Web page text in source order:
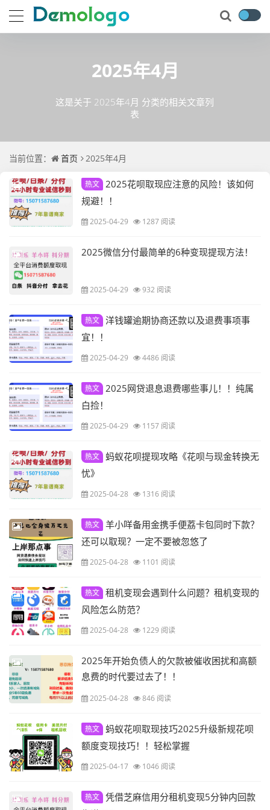
2025年4月
这是关于 2025年4月 分类的相关文章列
表
当前位置： 首页 2025年4月
热文 2025花呗取现应注意的风险！该如何
规避！！
2025-04-29 1287 阅读
2025微信分付最简单的6种变现提现方法！
2025-04-29 932 阅读
热文 洋钱罐逾期协商还款以及退费事项事
宜！！
2025-04-29 4486 阅读
热文 2025网贷退息退费哪些事儿！！纯属
白捡！
2025-04-29 1157 阅读
热文 蚂蚁花呗提现攻略《花呗与现金转换无
忧》
2025-04-28 1316 阅读
热文 羊小咩备用金携手便荔卡包同时下款？
还可以取现？一定不要被忽悠了
2025-04-28 1101 阅读
热文 租机变现会遇到什么问题？租机变现的
风险怎么防范？
2025-04-28 1229 阅读
2025年开始负债人的欠款被催收困扰和高额
息费的时代要过去了！！
2025-04-28 846 阅读
热文 蚂蚁花呗取现技巧2025升级新规花呗
额度变现技巧！！轻松掌握
2025-04-17 1046 阅读
热文 凭借芝麻信用分租机变现5分钟内回款